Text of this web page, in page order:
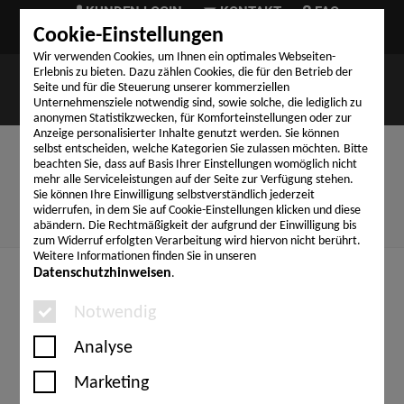
Cookie-Einstellungen
Wir verwenden Cookies, um Ihnen ein optimales Webseiten-
Erlebnis zu bieten. Dazu zählen Cookies, die für den Betrieb der
Seite und für die Steuerung unserer kommerziellen
Unternehmensziele notwendig sind, sowie solche, die lediglich zu
anonymen Statistikzwecken, für Komforteinstellungen oder zur
Anzeige personalisierter Inhalte genutzt werden. Sie können
selbst entscheiden, welche Kategorien Sie zulassen möchten. Bitte
beachten Sie, dass auf Basis Ihrer Einstellungen womöglich nicht
mehr alle Serviceleistungen auf der Seite zur Verfügung stehen.
Sie können Ihre Einwilligung selbstverständlich jederzeit
widerrufen, in dem Sie auf Cookie-Einstellungen klicken und diese
abändern. Die Rechtmäßigkeit der aufgrund der Einwilligung bis
zum Widerruf erfolgten Verarbeitung wird hiervon nicht berührt.
Weitere Informationen finden Sie in unseren
Datenschutzhinweisen.
Notwendig
Analyse
Marketing
KUNDEN LOGIN KONTAKT
FAQ
TELEFON (+49) 9324 999-03
AGB
Allgemeine Geschäftsbedingungen der ITB Martin
Burger GmbH